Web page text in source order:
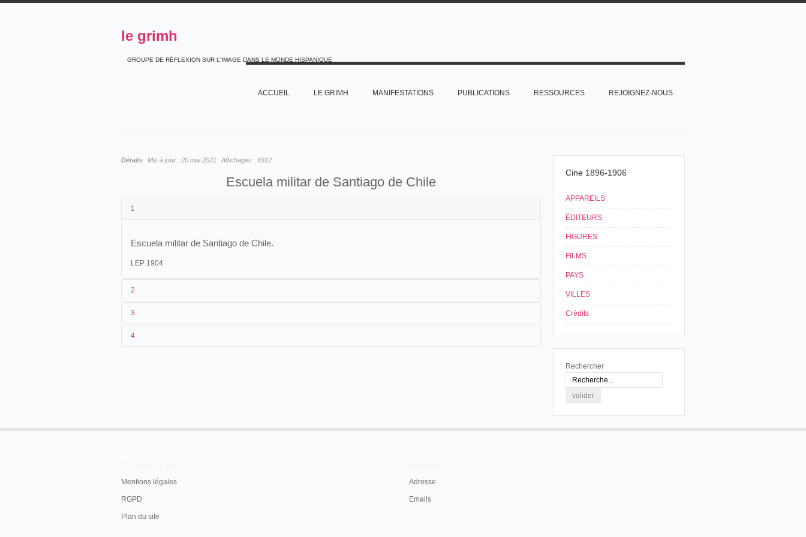
le grimh
GROUPE DE RÉFLEXION SUR L'IMAGE DANS LE MONDE HISPANIQUE
ACCUEIL LE GRIMH MANIFESTATIONS PUBLICATIONS RESSOURCES REJOIGNEZ-NOUS
Détails Mis à jour : 20 mai 2021 Affichages : 6312
Escuela militar de Santiago de Chile
1
Escuela militar de Santiago de Chile.
LEP 1904
2
2
3
4
Cine 1896-1906
APPAREILS
ÉDITEURS
FIGURES
FILMS
PAYS
VILLES
Crédits
Rechercher
Mentions légales
RGPD
Plan du site
Adresse
Emails